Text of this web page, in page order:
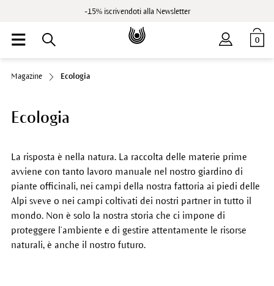
-15% iscrivendoti alla Newsletter
0
Magazine Ecologia
Ecologia
La risposta è nella natura. La raccolta delle materie prime
avviene con tanto lavoro manuale nel nostro giardino di
piante officinali, nei campi della nostra fattoria ai piedi delle
Alpi sveve o nei campi coltivati dei nostri partner in tutto il
mondo. Non è solo la nostra storia che ci impone di
proteggere l’ambiente e di gestire attentamente le risorse
naturali, è anche il nostro futuro.